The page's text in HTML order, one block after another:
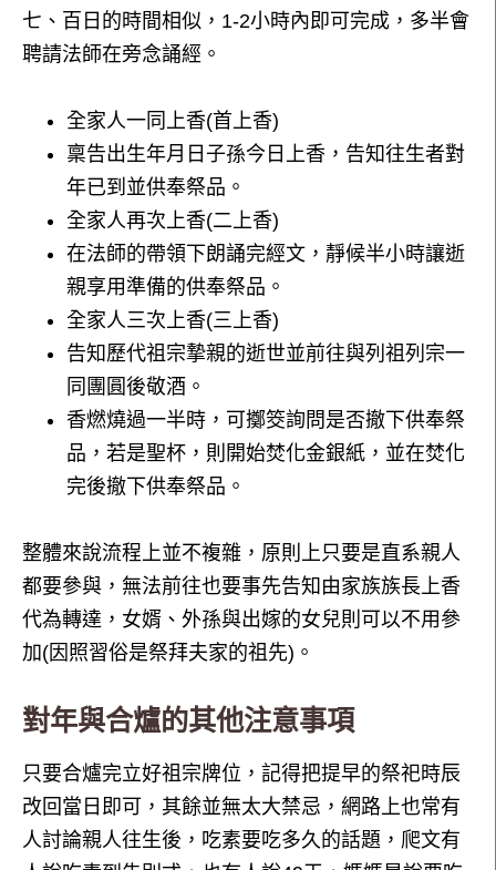
七、百日的時間相似，1-2小時內即可完成，多半會
聘請法師在旁念誦經。
全家人一同上香(首上香)
稟告出生年月日子孫今日上香，告知往生者對
年已到並供奉祭品。
全家人再次上香(二上香)
在法師的帶領下朗誦完經文，靜候半小時讓逝
親享用準備的供奉祭品。
全家人三次上香(三上香)
告知歷代祖宗摯親的逝世並前往與列祖列宗一
同團圓後敬酒。
香燃燒過一半時，可擲筊詢問是否撤下供奉祭
品，若是聖杯，則開始焚化金銀紙，並在焚化
完後撤下供奉祭品。
整體來說流程上並不複雜，原則上只要是直系親人
都要參與，無法前往也要事先告知由家族族長上香
代為轉達，女婿、外孫與出嫁的女兒則可以不用參
加(因照習俗是祭拜夫家的祖先)。
對年與合爐的其他注意事項
只要合爐完立好祖宗牌位，記得把提早的祭祀時辰
改回當日即可，其餘並無太大禁忌，網路上也常有
人討論親人往生後，吃素要吃多久的話題，爬文有